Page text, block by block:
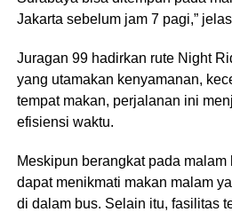
Jakarta sebelum jam 7 pagi,”
Juragan 99 hadirkan rute Night
yang utamakan kenyamanan,
tempat makan, perjalanan ini
efisiensi waktu.
Meskipun berangkat pada
dapat menikmati makan malam
di dalam bus. Selain itu, fasilitas